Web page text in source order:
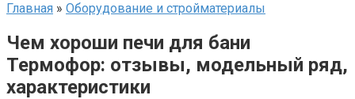
Главная » Оборудование и стройматериалы
Чем хороши печи для бани
Термофор: отзывы, модельный ряд,
характеристики